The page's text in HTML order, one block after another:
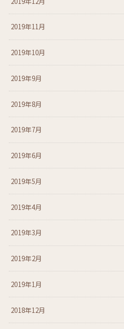
2019年11月
2019年10月
2019年9月
2019年8月
2019年7月
2019年6月
2019年5月
2019年4月
2019年3月
2019年2月
2019年1月
2018年12月